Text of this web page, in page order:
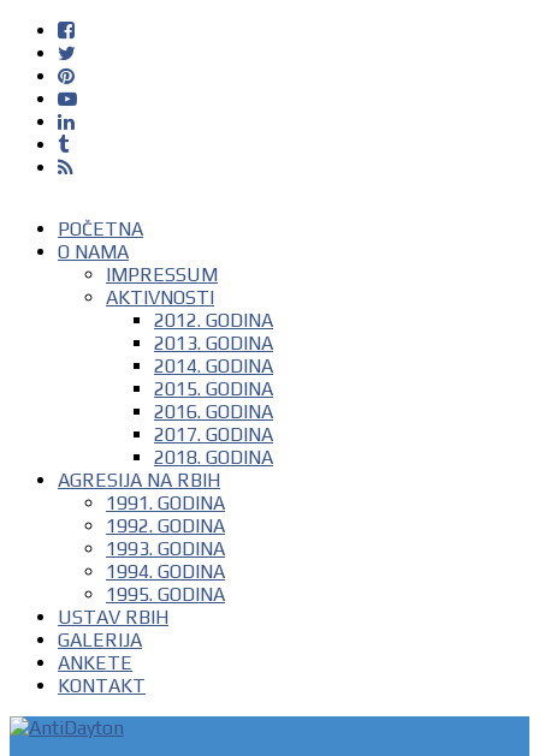
POČETNA
O NAMA
IMPRESSUM
AKTIVNOSTI
2012. GODINA
2013. GODINA
2014. GODINA
2015. GODINA
2016. GODINA
2017. GODINA
2018. GODINA
AGRESIJA NA RBIH
1991. GODINA
1992. GODINA
1993. GODINA
1994. GODINA
1995. GODINA
USTAV RBIH
GALERIJA
ANKETE
KONTAKT